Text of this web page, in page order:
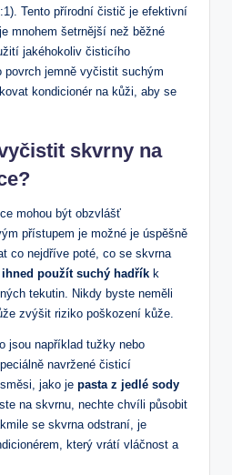
Tento přírodní čistič je efektivní
mnohem šetrnější než běžné
jakéhokoliv čisticího
povrch jemně vyčistit suchým
kondicionér na kůži, aby se
skvrny na
mohou být obzvlášť
přístupem je možné je úspěšně
co nejdříve poté, co se skvrna
ihned použít suchý hadřík k
tekutin. Nikdy byste neměli
zvýšit riziko poškození kůže.
jsou například tužky nebo
navržené čisticí
jako je pasta z jedlé sody
na skvrnu, nechte chvíli působit
se skvrna odstraní, je
který vrátí vláčnost a